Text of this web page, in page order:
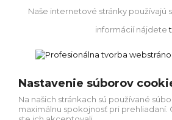
Naše internetové stránky používajú
informácií nájdete
Nastavenie súborov
Na našich stránkach sú používané
maximálnu spokojnosť pri prehliadaní.